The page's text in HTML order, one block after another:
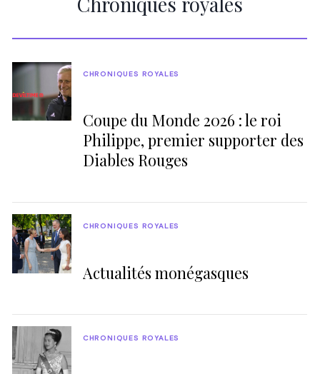
Coupe du Monde 2026 : le roi
Philippe, premier supporter des
Diables Rouges
CHRONIQUES ROYALES
Actualités monégasques
CHRONIQUES ROYALES
CHRONIQUES ROYALES